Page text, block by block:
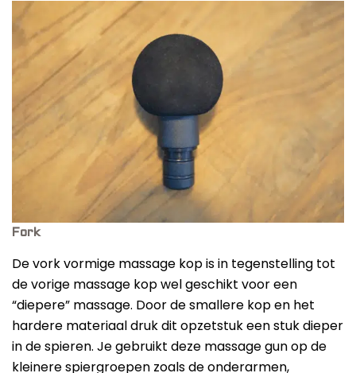
Fork
De vork vormige massage kop is in tegenstelling tot
de vorige massage kop wel geschikt voor een
“diepere” massage. Door de smallere kop en het
hardere materiaal druk dit opzetstuk een stuk dieper
in de spieren. Je gebruikt deze massage gun op de
kleinere spiergroepen zoals de onderarmen,